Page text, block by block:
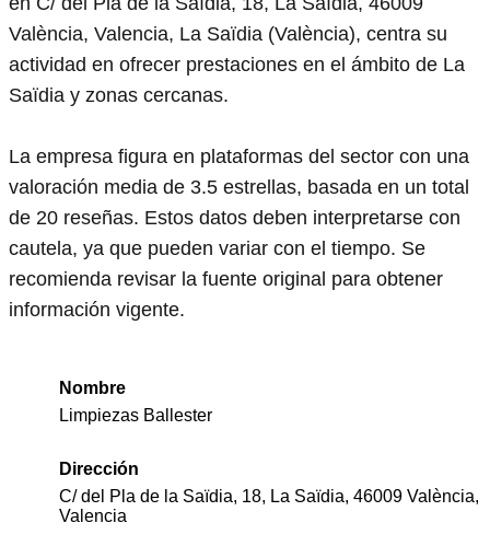
València, Valencia, La Saïdia (València), centra su
actividad en ofrecer prestaciones en el ámbito de La
Saïdia y zonas cercanas.
La empresa figura en plataformas del sector con una
valoración media de 3.5 estrellas, basada en un total
de 20 reseñas. Estos datos deben interpretarse con
cautela, ya que pueden variar con el tiempo. Se
recomienda revisar la fuente original para obtener
información vigente.
Nombre
Limpiezas Ballester
Dirección
C/ del Pla de la Saïdia, 18, La Saïdia, 46009 València,
Valencia